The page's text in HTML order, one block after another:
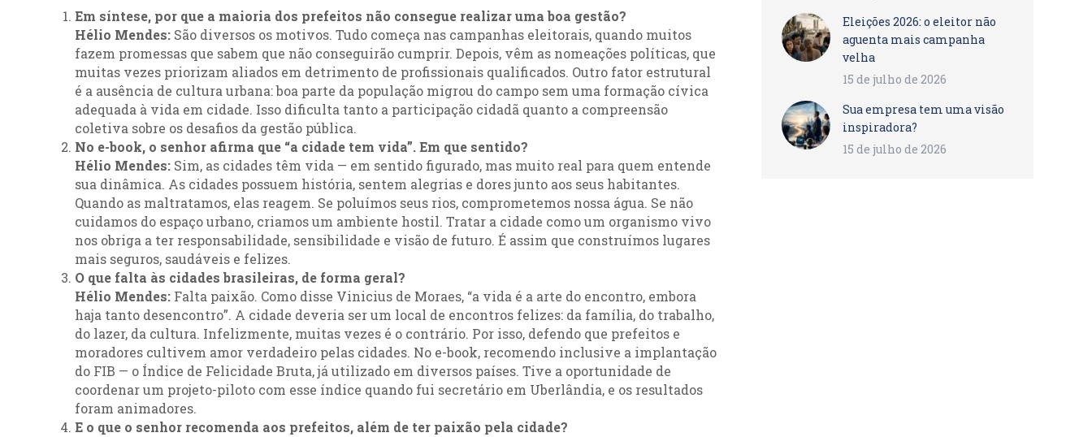
Em síntese, por que a maioria dos prefeitos não consegue realizar uma boa gestão?
Hélio Mendes: São diversos os motivos. Tudo começa nas campanhas eleitorais, quando muitos
fazem promessas que sabem que não conseguirão cumprir. Depois, vêm as nomeações políticas, que
muitas vezes priorizam aliados em detrimento de profissionais qualificados. Outro fator estrutural
é a ausência de cultura urbana: boa parte da população migrou do campo sem uma formação cívica
adequada à vida em cidade. Isso dificulta tanto a participação cidadã quanto a compreensão
coletiva sobre os desafios da gestão pública.
No e-book, o senhor afirma que “a cidade tem vida”. Em que sentido?
Hélio Mendes: Sim, as cidades têm vida — em sentido figurado, mas muito real para quem entende
sua dinâmica. As cidades possuem história, sentem alegrias e dores junto aos seus habitantes.
Quando as maltratamos, elas reagem. Se poluímos seus rios, comprometemos nossa água. Se não
cuidamos do espaço urbano, criamos um ambiente hostil. Tratar a cidade como um organismo vivo
nos obriga a ter responsabilidade, sensibilidade e visão de futuro. É assim que construímos lugares
mais seguros, saudáveis e felizes.
O que falta às cidades brasileiras, de forma geral?
Hélio Mendes: Falta paixão. Como disse Vinicius de Moraes, “a vida é a arte do encontro, embora
haja tanto desencontro”. A cidade deveria ser um local de encontros felizes: da família, do trabalho,
do lazer, da cultura. Infelizmente, muitas vezes é o contrário. Por isso, defendo que prefeitos e
moradores cultivem amor verdadeiro pelas cidades. No e-book, recomendo inclusive a implantação
do FIB — o Índice de Felicidade Bruta, já utilizado em diversos países. Tive a oportunidade de
coordenar um projeto-piloto com esse índice quando fui secretário em Uberlândia, e os resultados
foram animadores.
E o que o senhor recomenda aos prefeitos, além de ter paixão pela cidade?
Eleições 2026: o eleitor não
aguenta mais campanha
velha
15 de julho de 2026
Sua empresa tem uma visão
inspiradora?
15 de julho de 2026